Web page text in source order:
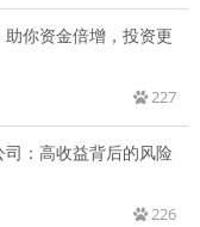
你资金倍增，投资更
227
：高收益背后的风险
226